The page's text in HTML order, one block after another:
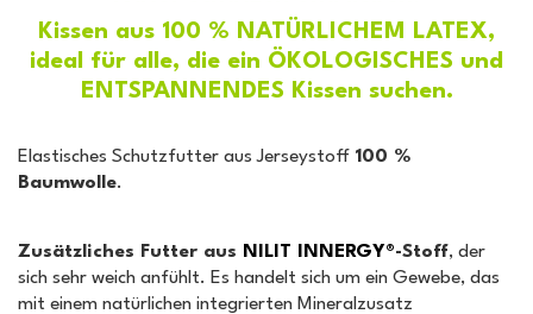
Kissen aus 100 % NATÜRLICHEM LATEX,
ideal für alle, die ein ÖKOLOGISCHES und
ENTSPANNENDES Kissen suchen.
Elastisches Schutzfutter aus Jerseystoff 100 %
Baumwolle.
Zusätzliches Futter aus NILIT INNERGY®-Stoff, der
sich sehr weich anfühlt. Es handelt sich um ein Gewebe, das
mit einem natürlichen integrierten Mineralzusatz